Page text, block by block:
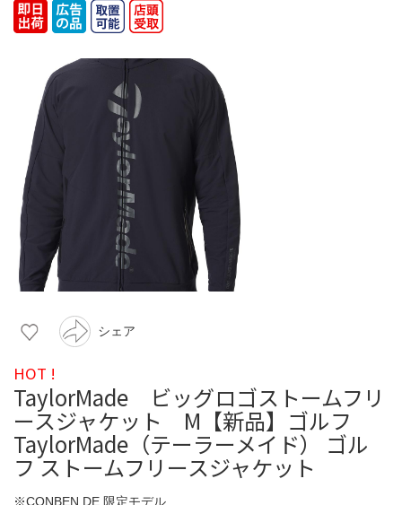
シェア
HOT !
TaylorMade ビッグロゴストームフリ
ースジャケット M【新品】ゴルフ
TaylorMade（テーラーメイド） ゴル
フ ストームフリースジャケット
※CONBEN.DE 限定モデル